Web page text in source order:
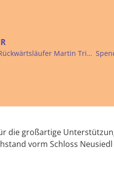
Spende Rückwärtsläufer Martin Trimmel
die großartige
vorm Schloss Neusiedl